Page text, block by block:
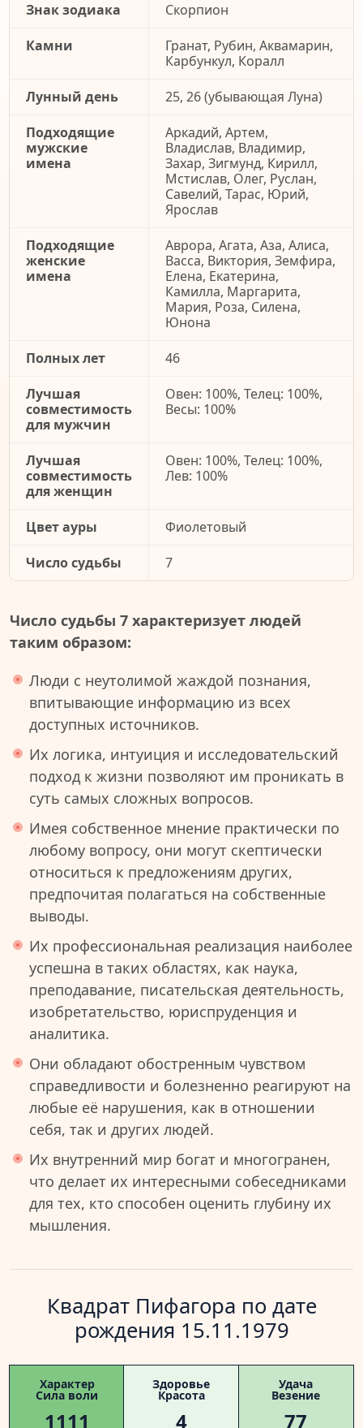
Знак зодиака
Скорпион
Камни
Гранат, Рубин, Аквамарин,
Карбункул, Коралл
Лунный день
25, 26 (убывающая Луна)
Подходящие
мужские
имена
Аркадий, Артем,
Владислав, Владимир,
Захар, Зигмунд, Кирилл,
Мстислав, Олег, Руслан,
Савелий, Тарас, Юрий,
Ярослав
Подходящие
женские
имена
Аврора, Агата, Аза, Алиса,
Васса, Виктория, Земфира,
Елена, Екатерина,
Камилла, Маргарита,
Мария, Роза, Силена,
Юнона
Полных лет
46
Лучшая
совместимость
для мужчин
Овен: 100%, Телец: 100%,
Весы: 100%
Лучшая
совместимость
для женщин
Овен: 100%, Телец: 100%,
Лев: 100%
Цвет ауры
Фиолетовый
Число судьбы
7
Число судьбы 7 характеризует людей
таким образом:
Люди с неутолимой жаждой познания,
впитывающие информацию из всех
доступных источников.
Их логика, интуиция и исследовательский
подход к жизни позволяют им проникать в
суть самых сложных вопросов.
Имея собственное мнение практически по
любому вопросу, они могут скептически
относиться к предложениям других,
предпочитая полагаться на собственные
выводы.
Их профессиональная реализация наиболее
успешна в таких областях, как наука,
преподавание, писательская деятельность,
изобретательство, юриспруденция и
аналитика.
Они обладают обостренным чувством
справедливости и болезненно реагируют на
любые её нарушения, как в отношении
себя, так и других людей.
Их внутренний мир богат и многогранен,
что делает их интересными собеседниками
для тех, кто способен оценить глубину их
мышления.
Квадрат Пифагора по дате
рождения 15.11.1979
Характер
Сила воли
1111
Здоровье
Красота
4
Удача
Везение
77